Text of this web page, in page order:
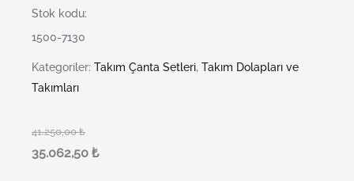
Stok kodu:
1500-7130
Kategoriler: Takım Çanta Setleri, Takım Dolapları ve
Takımları
41.250,00₺
35.062,50 ₺